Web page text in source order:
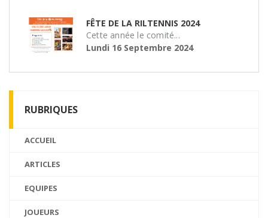
FÊTE DE LA RILTENNIS 2024
Cette année le comité...
Lundi 16 Septembre 2024
RUBRIQUES
ACCUEIL
ARTICLES
EQUIPES
JOUEURS